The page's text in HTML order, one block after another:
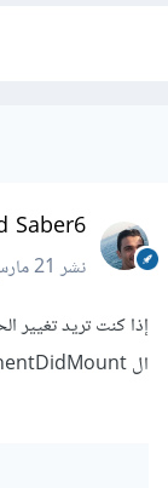
Saber6
نشر21 مارس 2021
ال componentDidMount وليس ال render أي عند البدء